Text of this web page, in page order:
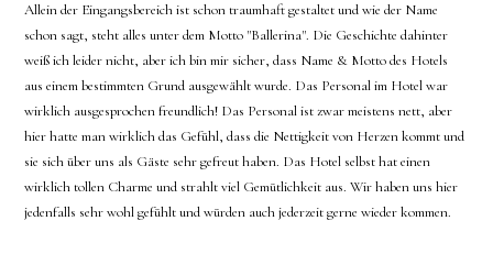
Allein der Eingangsbereich ist schon traumhaft gestaltet und wie der Name
schon sagt, steht alles unter dem Motto "Ballerina". Die Geschichte dahinter
weiß ich leider nicht, aber ich bin mir sicher, dass Name & Motto des Hotels
aus einem bestimmten Grund ausgewählt wurde. Das Personal im Hotel war
wirklich ausgesprochen freundlich! Das Personal ist zwar meistens nett, aber
hier hatte man wirklich das Gefühl, dass die Nettigkeit von Herzen kommt und
sie sich über uns als Gäste sehr gefreut haben. Das Hotel selbst hat einen
wirklich tollen Charme und strahlt viel Gemütlichkeit aus. Wir haben uns hier
jedenfalls sehr wohl gefühlt und würden auch jederzeit gerne wieder kommen.